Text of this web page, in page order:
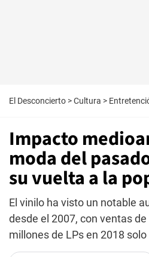
El Desconcierto >Cultura >
Impacto
moda del
su vuelta a la
El vinilo ha visto un notable
desde el 2007, con ventas
millones de LPs en 2018